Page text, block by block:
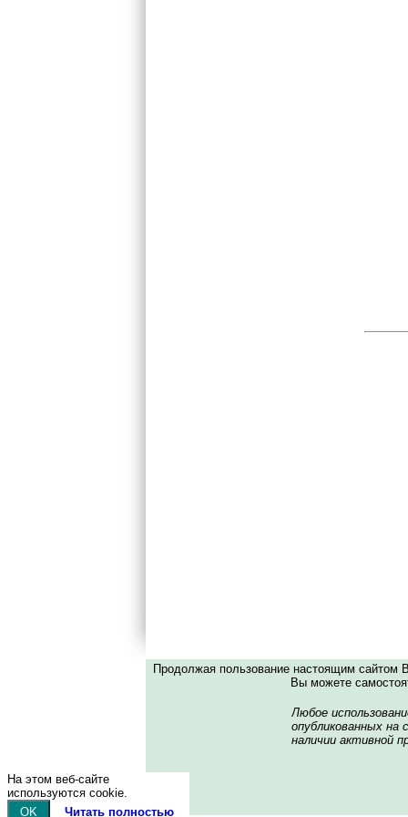
Продолжая пользование настоящим сайтом
Вы можете
Любое
опубликованных на
наличии активной
На этом веб-сайте
используются cookie.
OK
Читать полностью